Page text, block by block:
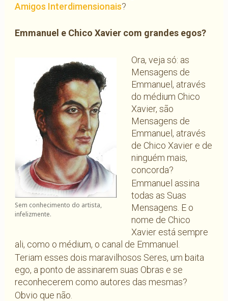
Amigos Interdimensionais?
Emmanuel e Chico Xavier com grandes egos?
Sem conhecimento do artista,
infelizmente.
Ora, veja só: as
Mensagens de
Emmanuel, através
do médium Chico
Xavier, são
Mensagens de
Emmanuel, através
de Chico Xavier e de
ninguém mais,
concorda?
Emmanuel assina
todas as Suas
Mensagens. E o
nome de Chico
Xavier está sempre
ali, como o médium, o canal de Emmanuel.
Teriam esses dois maravilhosos Seres, um baita
ego, a ponto de assinarem suas Obras e se
reconhecerem como autores das mesmas?
Obvio que não.